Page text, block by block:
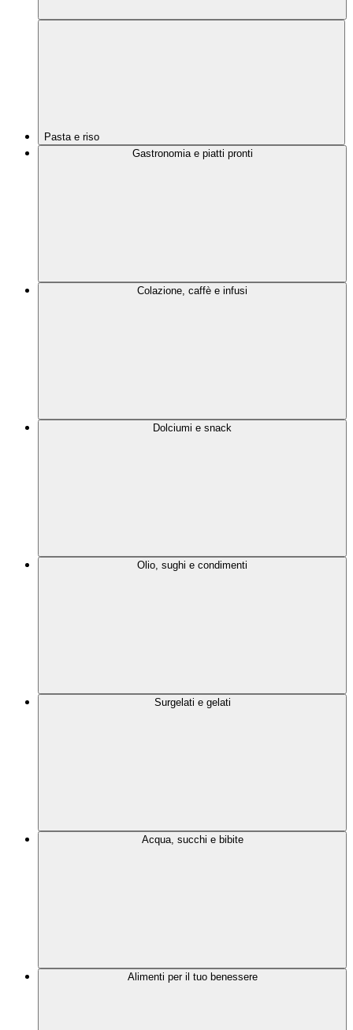
Pasta e riso
Gastronomia e piatti pronti
Colazione, caffè e infusi
Dolciumi e snack
Olio, sughi e condimenti
Surgelati e gelati
Acqua, succhi e bibite
Alimenti per il tuo benessere